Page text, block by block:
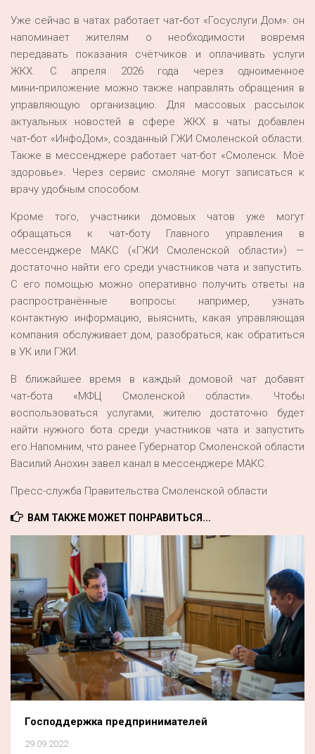
Уже сейчас в чатах работает чат‑бот «Госуслуги Дом»: он
напоминает жителям о необходимости вовремя
передавать показания счётчиков и оплачивать услуги
ЖКХ. С апреля 2026 года через одноименное
мини‑приложение можно также направлять обращения в
управляющую организацию. Для массовых рассылок
актуальных новостей в сфере ЖКХ в чаты добавлен
чат‑бот «ИнфоДом», созданный ГЖИ Смоленской области.
Также в мессенджере работает чат-бот «Смоленск. Моё
здоровье». Через сервис смоляне могут записаться к
врачу удобным способом.
Кроме того, участники домовых чатов уже могут
обращаться к чат‑боту Главного управления в
мессенджере МАКС («ГЖИ Смоленской области») —
достаточно найти его среди участников чата и запустить.
С его помощью можно оперативно получить ответы на
распространённые вопросы: например, узнать
контактную информацию, выяснить, какая управляющая
компания обслуживает дом, разобраться, как обратиться
в УК или ГЖИ.
В ближайшее время в каждый домовой чат добавят
чат‑бота «МФЦ Смоленской области». Чтобы
воспользоваться услугами, жителю достаточно будет
найти нужного бота среди участников чата и запустить
его.Напомним, что ранее Губернатор Смоленской области
Василий Анохин завел канал в мессенджере МАКС.
Пресс-служба Правительства Смоленской области
ВАМ ТАКЖЕ МОЖЕТ ПОНРАВИТЬСЯ...
Господдержка предпринимателей
29.09.2022